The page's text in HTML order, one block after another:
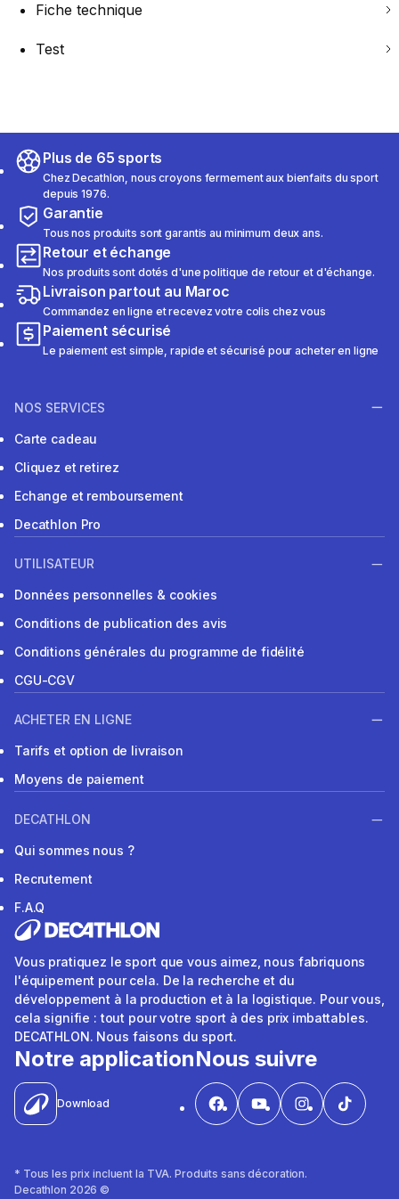
Fiche technique
Test
Plus de 65 sports
Chez Decathlon, nous croyons fermement aux bienfaits du sport
depuis 1976.
Garantie
Tous nos produits sont garantis au minimum deux ans.
Retour et échange
Nos produits sont dotés d'une politique de retour et d'échange.
Livraison partout au Maroc
Commandez en ligne et recevez votre colis chez vous
Paiement sécurisé
Le paiement est simple, rapide et sécurisé pour acheter en ligne
NOS SERVICES
Carte cadeau
Cliquez et retirez
Echange et remboursement
Decathlon Pro
UTILISATEUR
Données personnelles & cookies
Conditions de publication des avis
Conditions générales du programme de fidélité
CGU-CGV
ACHETER EN LIGNE
Tarifs et option de livraison
Moyens de paiement
DECATHLON
Qui sommes nous ?
Recrutement
F.A.Q
Vous pratiquez le sport que vous aimez, nous fabriquons
l'équipement pour cela. De la recherche et du
développement à la production et à la logistique. Pour vous,
cela signifie : tout pour votre sport à des prix imbattables.
DECATHLON. Nous faisons du sport.
Notre application
Download
Nous suivre
* Tous les prix incluent la TVA. Produits sans décoration.
Decathlon 2026 ©